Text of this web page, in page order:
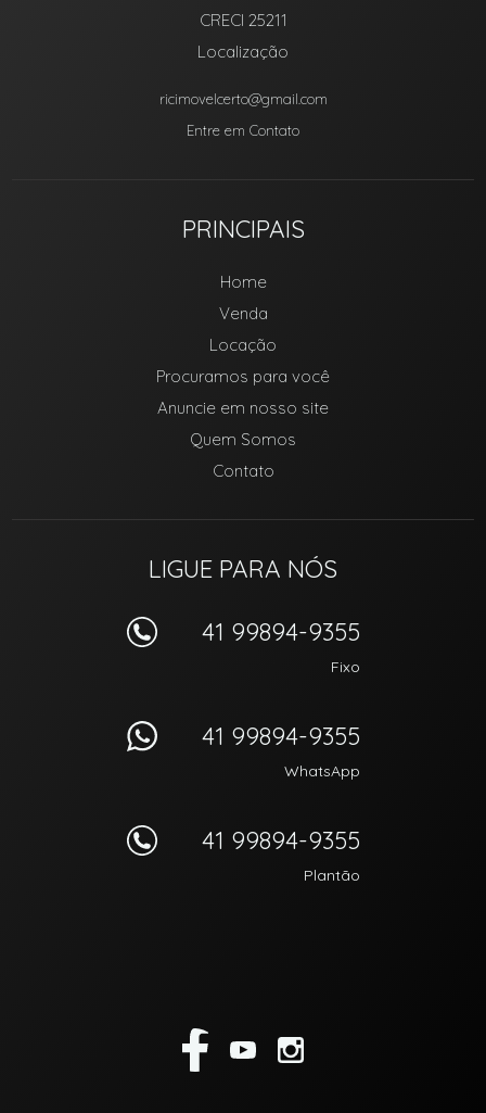
CRECI 25211
Localização
ricimovelcerto@gmail.com
Entre em Contato
PRINCIPAIS
Home
Venda
Locação
Procuramos para você
Anuncie em nosso site
Quem Somos
Contato
LIGUE PARA NÓS
41 99894-9355
Fixo
41 99894-9355
WhatsApp
41 99894-9355
Plantão